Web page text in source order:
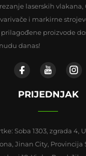
laserskih vlakana,
i markirne
prilagođene proizvode
danas!
PRIJEDNJAK
Soba 1303, zgrada 4,
Jinan City, Provincija